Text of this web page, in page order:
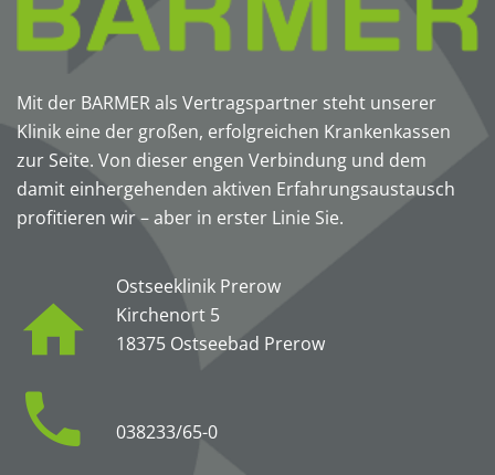
Mit der BARMER als Vertragspartner steht unserer
Klinik eine der großen, erfolgreichen Krankenkassen
zur Seite. Von dieser engen Verbindung und dem
damit einhergehenden aktiven Erfahrungsaustausch
profitieren wir – aber in erster Linie Sie.
Ostseeklinik Prerow
Kirchenort 5
18375 Ostseebad Prerow
038233/65-0